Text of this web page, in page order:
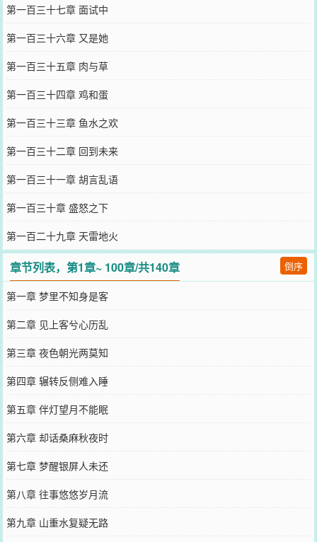
第一百三十七章 面试中
第一百三十六章 又是她
第一百三十五章 肉与草
第一百三十四章 鸡和蛋
第一百三十三章 鱼水之欢
第一百三十二章 回到未来
第一百三十一章 胡言乱语
第一百三十章 盛怒之下
第一百二十九章 天雷地火
章节列表，第1章~ 100章/共140章 倒序
第一章 梦里不知身是客
第二章 见上客兮心历乱
第三章 夜色朝光两莫知
第四章 辗转反侧难入睡
第五章 伴灯望月不能眠
第六章 却话桑麻秋夜时
第七章 梦醒银屏人未还
第八章 往事悠悠岁月流
第九章 山重水复疑无路